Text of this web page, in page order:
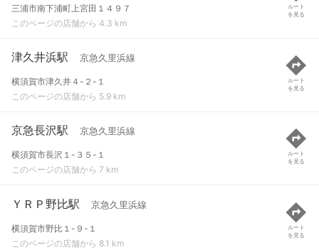
三浦市南下浦町上宮田１４９７
このページの店舗から 4.3 km
ルート
を見る
津久井浜駅 京急久里浜線
横須賀市津久井４-２-１
このページの店舗から 5.9 km
ルート
を見る
京急長沢駅 京急久里浜線
横須賀市長沢１-３５-１
このページの店舗から 7 km
ルート
を見る
ＹＲＰ野比駅 京急久里浜線
横須賀市野比１-９-１
このページの店舗から 8.1 km
ルート
を見る